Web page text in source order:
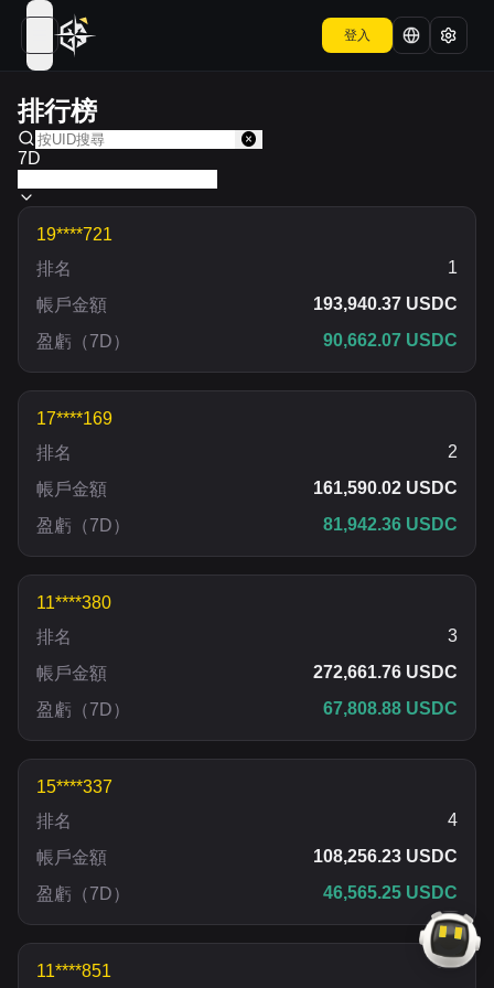
open navigation menu 登入
排行榜
7D
19****721
排名
1
帳戶金額
193,940.37 USDC
盈虧 （7D） 90,662.07 USDC
17****169
排名
2
帳戶金額
161,590.02 USDC
盈虧 （7D） 81,942.36 USDC
11****380
排名
3
帳戶金額
272,661.76 USDC
盈虧 （7D） 67,808.88 USDC
15****337
排名
4
帳戶金額
108,256.23 USDC
盈虧 （7D） 46,565.25 USDC
11****851